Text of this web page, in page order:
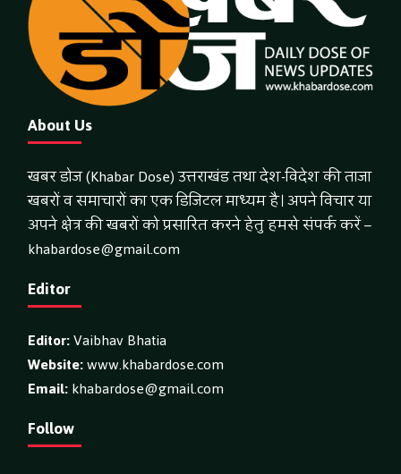
About Us
खबर डोज (Khabar Dose) उत्तराखंड तथा देश-विदेश की ताजा
खबरों व समाचारों का एक डिजिटल माध्यम है। अपने विचार या
अपने क्षेत्र की खबरों को प्रसारित करने हेतु हमसे संपर्क करें –
khabardose@gmail.com
Editor
Editor:Vaibhav Bhatia
Website:www.khabardose.com
Email:khabardose@gmail.com
Follow